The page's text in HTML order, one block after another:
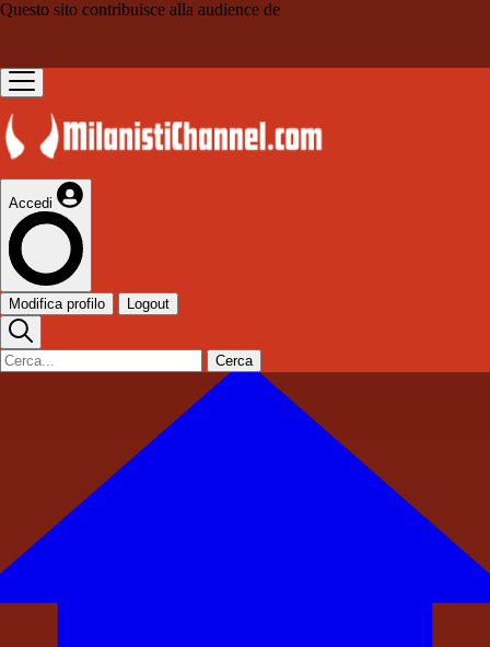
Questo sito contribuisce alla audience de
Accedi
Modifica profilo Logout
Cerca